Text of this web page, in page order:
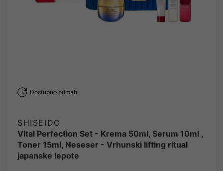
Dostupno odmah
SHISEIDO
Vital Perfection Set - Krema 50ml, Serum 10ml ,
Toner 15ml, Neseser - Vrhunski lifting ritual
japanske lepote